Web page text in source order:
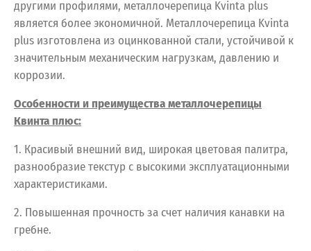
другими профилями, металлочерепица Kvinta plus
является более экономичной. Металлочерепица Kvinta
plus изготовлена из оцинкованной стали, устойчивой к
значительным механическим нагрузкам, давлению и
коррозии.
Особенности и преимущества металлочерепицы
Квинта плюс:
1. Красивый внешний вид, широкая цветовая палитра,
разнообразие текстур с высокими эксплуатационными
характеристиками.
2. Повышенная прочность за счет наличия канавки на
гребне.